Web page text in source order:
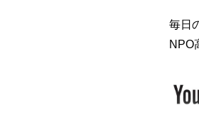
毎日
NPO